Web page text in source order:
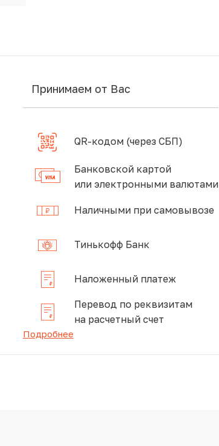
Принимаем от Вас
QR-кодом (через СБП)
Банковской картой
или электронными валютами
Наличными при самовывозе
Тинькофф Банк
Наложенный платеж
Перевод по реквизитам
на расчетный счет
Подробнее